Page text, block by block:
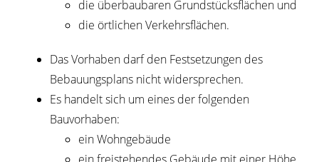
die überbaubaren Grundstücksflächen und
die örtlichen Verkehrsflächen.
Das Vorhaben darf den Festsetzungen des
Bebauungsplans nicht widersprechen.
Es handelt sich um eines der folgenden
Bauvorhaben:
ein Wohngebäude